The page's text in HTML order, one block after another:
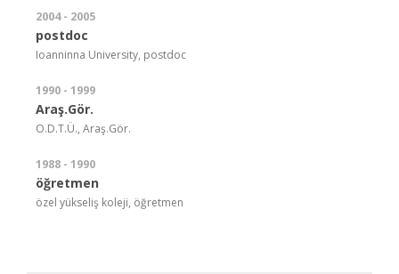
2004 - 2005
postdoc
Ioanninna University, postdoc
1990 - 1999
Araş.Gör.
O.D.T.Ü., Araş.Gör.
1988 - 1990
öğretmen
özel yükseliş koleji, öğretmen